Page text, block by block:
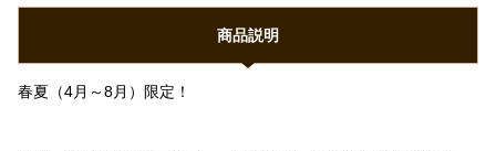
商品説明
春夏（4月～8月）限定！